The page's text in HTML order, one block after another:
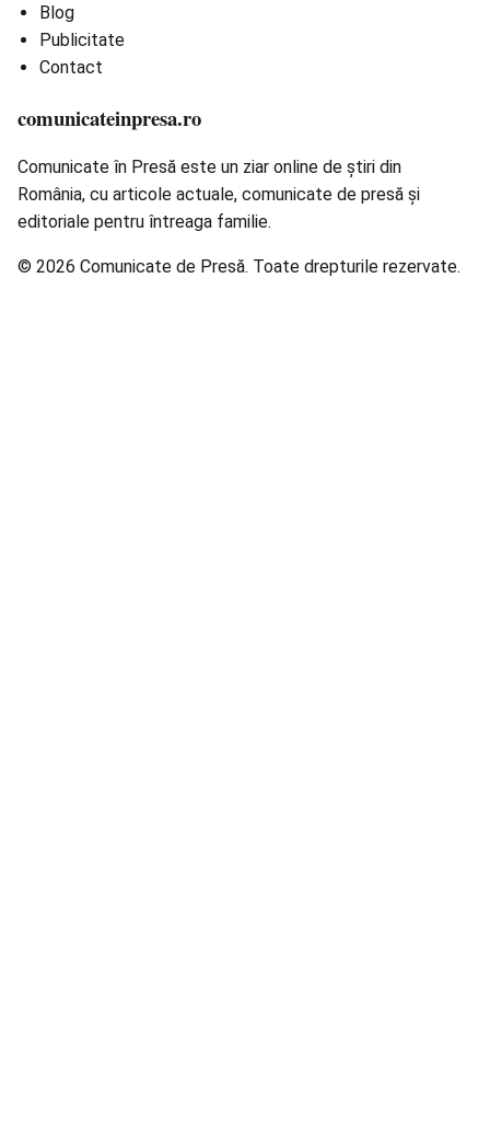
Blog
Publicitate
Contact
comunicateinpresa.ro
Comunicate în Presă este un ziar online de știri din
România, cu articole actuale, comunicate de presă și
editoriale pentru întreaga familie.
© 2026 Comunicate de Presă. Toate drepturile rezervate.